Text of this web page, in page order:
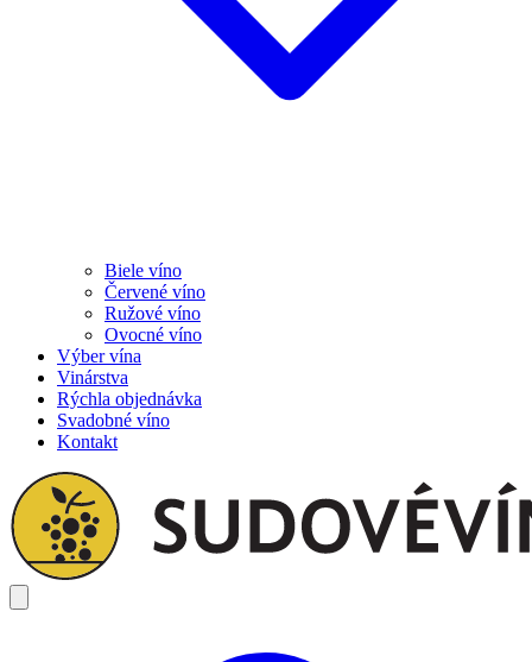
Biele víno
Červené víno
Ružové víno
Ovocné víno
Výber vína
Vinárstva
Rýchla objednávka
Svadobné víno
Kontakt